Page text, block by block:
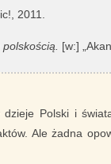
2011.
[w:]
dzieje Polski i
Ale żadna